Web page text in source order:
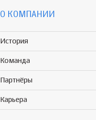
О КОМПАНИИ
История
Команда
Партнёры
Карьера